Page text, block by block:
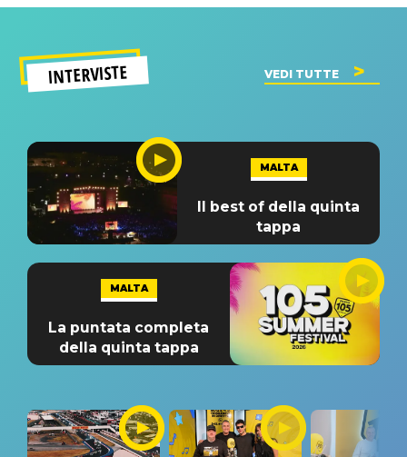
INTERVISTE VEDI TUTTE
MALTA
Il best of della quinta
tappa
MALTA
La puntata completa
della quinta tappa